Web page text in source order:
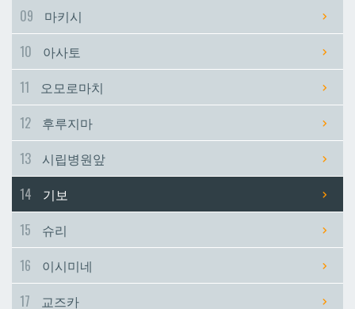
이시미네
데다코우라니시
이시미네
데다코우라니시
09
마키시
10
아사토
11
오모로마치
12
후루지마
13
시립병원앞
14
기보
15
슈리
16
이시미네
17
교즈카